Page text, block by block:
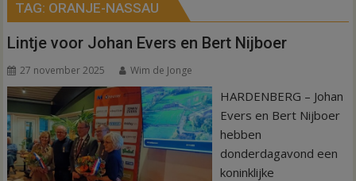
TAG: ORANJE-NASSAU
Lintje voor Johan Evers en Bert Nijboer
27 november 2025 Wim de Jonge
HARDENBERG – Johan
Evers en Bert Nijboer
hebben
donderdagavond een
koninklijke